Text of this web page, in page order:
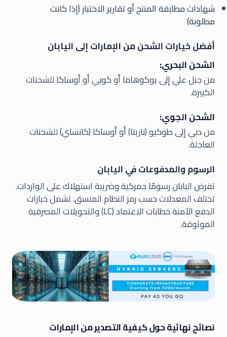
شهادات مطابقة المنتج أو تقارير الاختبار (إذا كانت
مطلوبة)
أفضل خيارات الشحن من الإمارات إلى اليابان
الشحن البحري:
من جبل علي إلى يوكوهاما أو كوبي أو أوساكا للشحنات
الكبيرة.
الشحن الجوي:
من دبي إلى طوكيو (ناريتا) أو أوساكا (كانساي) للشحنات
العاجلة.
الرسوم والمدفوعات في اليابان
تفرض اليابان رسومًا جمركية وضريبة استهلاك على الواردات.
تختلف المعدلات حسب رمز النظام المنسق. تشمل خيارات
الدفع الآمنة خطابات الاعتماد (LC) والتحويلات المصرفية
الموثوقة.
نصائح نهائية حول كيفية التصدير من الإمارات